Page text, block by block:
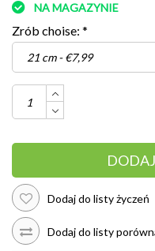
NA MAGAZYNIE
Zrób choise: *
Dodaj do listy życzeń
Dodaj do listy